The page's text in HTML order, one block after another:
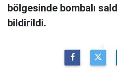
bölgesinde bombalı
bildirildi.